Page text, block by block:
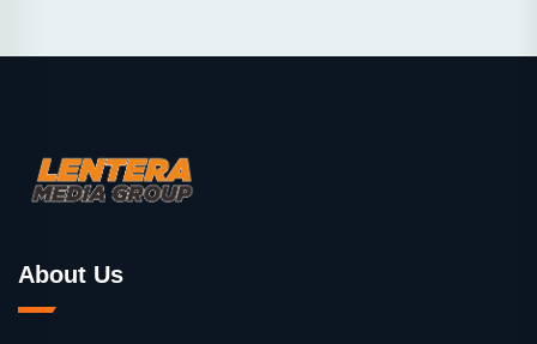
About Us